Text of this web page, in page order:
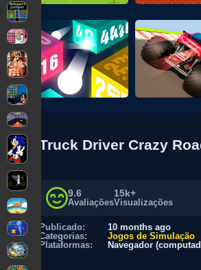
Truck Driver Crazy
9.6
Avaliações
15k+
Visualizações
Publicado:
10 months ago
Categorias:
Jogos de Simulação
Plataformas:
Navegador